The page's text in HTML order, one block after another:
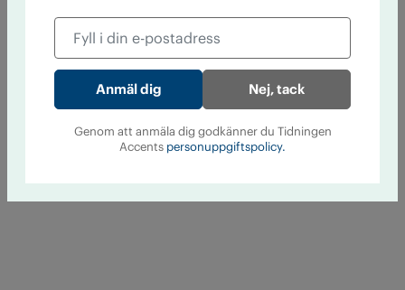
Nej, tack
Genom att anmäla dig godkänner du Tidningen
Accents personuppgiftspolicy.